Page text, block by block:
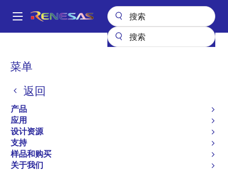
到
Main
菜单
返回
产品
应用
设计资源
支持
样品和购买
关于我们
面
屑
H8S/2368 D12363VF33WV
D12363VF33WV
过时
Microcontrollers for General Purpose System
Control Applications
H8S/2368 Group Hardware Manual
有关 H8S/2368 的所有信息